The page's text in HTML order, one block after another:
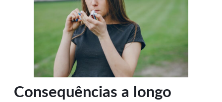
Consequências a longo